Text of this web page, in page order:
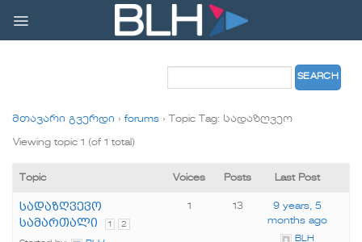
content
მთავარი გვერდი › forums › Topic Tag: სადაზღვეო
Viewing topic 1 (of 1 total)
Topic Voices Posts Last Post
სადაზღვევო
სამართალი
1 2
1 13
9 years, 5
months ago
BLH